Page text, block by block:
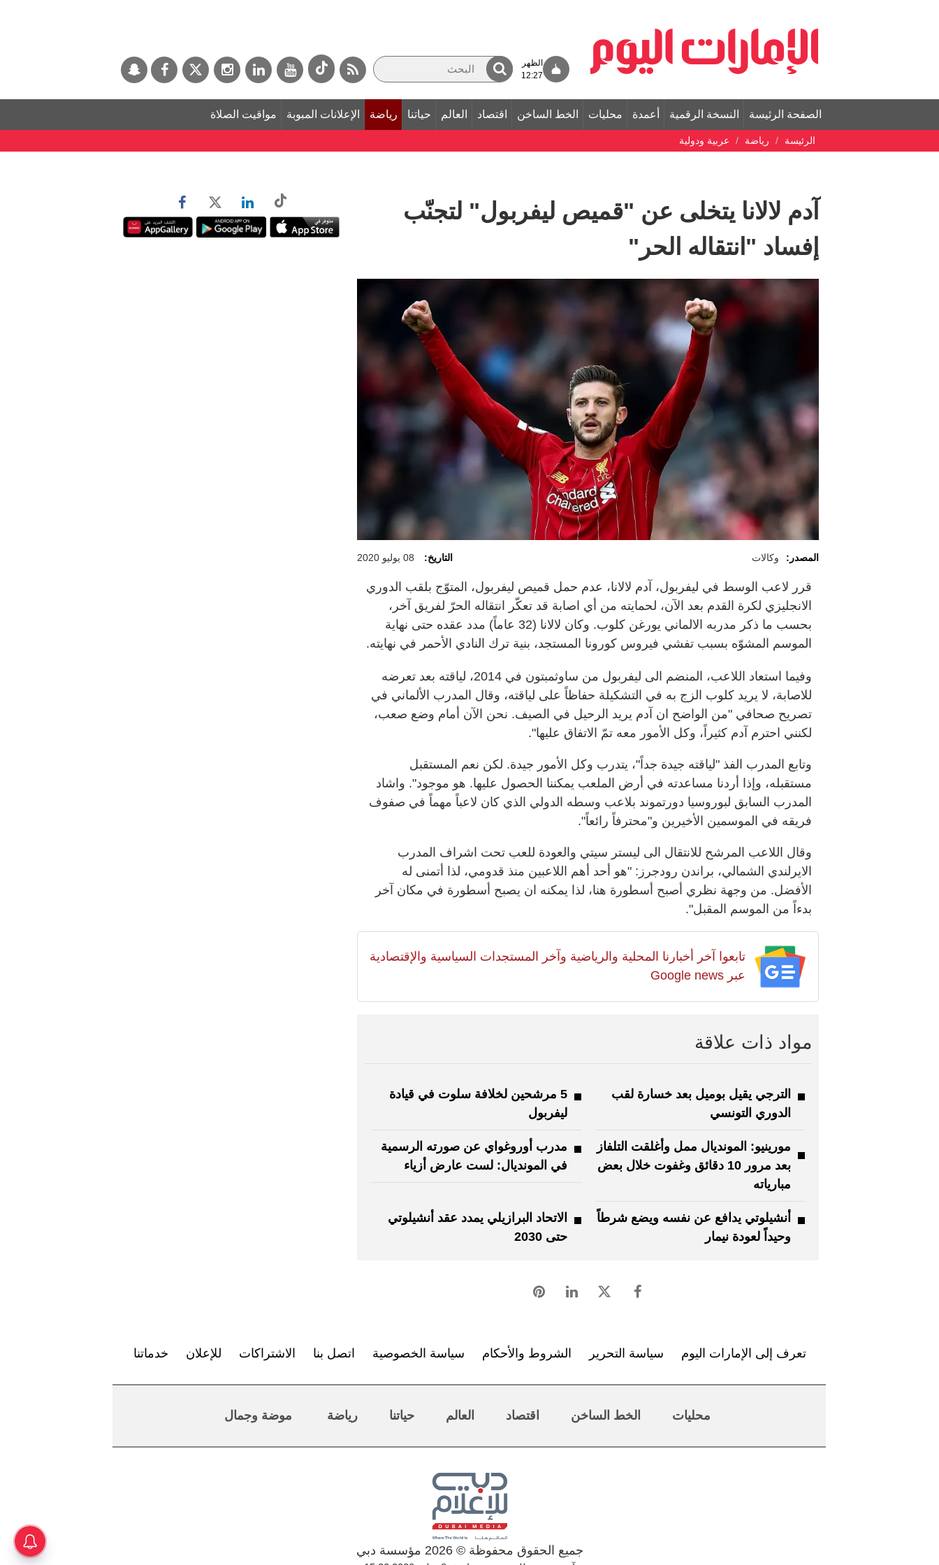
الظهر
12:27
الصفحة الرئيسة النسخة الرقمية أعمدة محليات الخط الساخن اقتصاد العالم حياتنا رياضة الإعلانات المبوبة مواقيت الصلاة
الرئيسة رياضة عربية ودولية
آدم لالانا يتخلى عن "قميص ليفربول" لتجنّب
إفساد "انتقاله الحر"
المصدر: وكالات التاريخ: 08 يوليو 2020
قرر لاعب الوسط في ليفربول، آدم لالانا، عدم حمل قميص ليفربول، المتوّج بلقب الدوري
الانجليزي لكرة القدم بعد الآن، لحمايته من أي اصابة قد تعكّر انتقاله الحرّ لفريق آخر،
بحسب ما ذكر مدربه الالماني يورغن كلوب. وكان لالانا (32 عاماً) مدد عقده حتى نهاية
الموسم المشوّه بسبب تفشي فيروس كورونا المستجد، بنية ترك النادي الأحمر في نهايته.
وفيما استعاد اللاعب، المنضم الى ليفربول من ساوثمبتون في 2014، لياقته بعد تعرضه
للاصابة، لا يريد كلوب الزج به في التشكيلة حفاظاً على لياقته، وقال المدرب الألماني في
تصريح صحافي "من الواضح ان آدم يريد الرحيل في الصيف. نحن الآن أمام وضع صعب،
لكنني احترم آدم كثيراً، وكل الأمور معه تمّ الاتفاق عليها".
وتابع المدرب الفذ "لياقته جيدة جداً"، يتدرب وكل الأمور جيدة. لكن نعم المستقبل
مستقبله، وإذا أردنا مساعدته في أرض الملعب يمكننا الحصول عليها. هو موجود". واشاد
المدرب السابق لبوروسيا دورتموند بلاعب وسطه الدولي الذي كان لاعباً مهماً في صفوف
فريقه في الموسمين الأخيرين و"محترفاً رائعاً".
وقال اللاعب المرشح للانتقال الى ليستر سيتي والعودة للعب تحت اشراف المدرب
الايرلندي الشمالي، براندن رودجرز: "هو أحد أهم اللاعبين منذ قدومي، لذا أتمنى له
الأفضل. من وجهة نظري أصبح أسطورة هنا، لذا يمكنه ان يصبح أسطورة في مكان آخر
بدءاً من الموسم المقبل".
تابعوا آخر أخبارنا المحلية والرياضية وآخر المستجدات السياسية والإقتصادية
عبر Google news
مواد ذات علاقة
الترجي يقيل بوميل بعد خسارة لقب
الدوري التونسي
5 مرشحين لخلافة سلوت في قيادة
ليفربول
مورينيو: المونديال ممل وأغلقت التلفاز
بعد مرور 10 دقائق وغفوت خلال بعض
مبارياته
مدرب أوروغواي عن صورته الرسمية
في المونديال: لست عارض أزياء
أنشيلوتي يدافع عن نفسه ويضع شرطاً
وحيداً لعودة نيمار
الاتحاد البرازيلي يمدد عقد أنشيلوتي
حتى 2030
تعرف إلى الإمارات اليوم سياسة التحرير الشروط والأحكام سياسة الخصوصية اتصل بنا الاشتراكات للإعلان خدماتنا
محليات الخط الساخن اقتصاد العالم حياتنا رياضة موضة وجمال
جميع الحقوق محفوظة © 2026 مؤسسة دبي